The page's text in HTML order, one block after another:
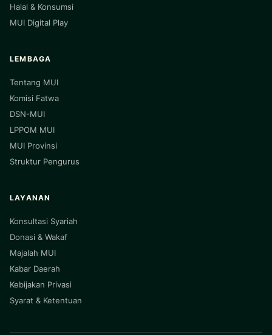
Halal & Konsumsi
MUI Digital Play
LEMBAGA
Tentang MUI
Komisi Fatwa
DSN-MUI
LPPOM MUI
MUI Provinsi
Struktur Pengurus
LAYANAN
Konsultasi Syariah
Donasi & Wakaf
Majalah MUI
Kabar Daerah
Kebijakan Privasi
Syarat & Ketentuan